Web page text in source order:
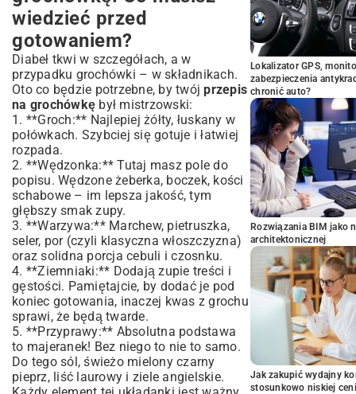
wiedzieć przed
gotowaniem?
Diabeł tkwi w szczegółach, a w
przypadku grochówki – w składnikach.
Oto co będzie potrzebne, by twójprzepis
na grochówkę był mistrzowski:
1. **Groch:** Najlepiej żółty, łuskany w
połówkach. Szybciej się gotuje i łatwiej
rozpada.
2. **Wędzonka:** Tutaj masz pole do
popisu. Wędzone żeberka, boczek, kości
schabowe – im lepsza jakość, tym
głębszy smak zupy.
3. **Warzywa:** Marchew, pietruszka,
seler, por (czyli klasyczna włoszczyzna)
oraz solidna porcja cebuli i czosnku.
4. **Ziemniaki:** Dodają zupie treści i
gęstości. Pamiętajcie, by dodać je pod
koniec gotowania, inaczej kwas z grochu
sprawi, że będą twarde.
5. **Przyprawy:** Absolutna podstawa
to majeranek! Bez niego to nie to samo.
Do tego sól, świeżo mielony czarny
pieprz, liść laurowy i ziele angielskie.
Lokalizator GPS,
zabezpieczenia
chronić auto?
Rozwiązania BIM jako
architektonicznej
Jak zakupić wydajny
stosunkowo niskiej